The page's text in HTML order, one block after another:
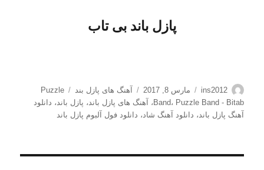
پازل باند بی تاب
نویسنده
ins2012
ارسال
شده
در
مارس 8, 2017 دسته‌ها
آهنگ های پازل بند برچسب‌ها
Puzzle
Band، Puzzle Band - Bitab ، آهنگ های پازل باند، پازل باند، دانلود
آهنگ پازل باند، دانلود آهنگ شاد، دانلود فول آلبوم پازل باند